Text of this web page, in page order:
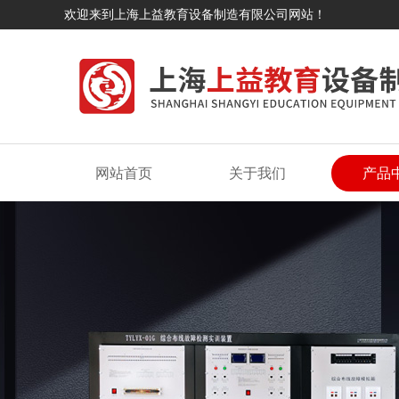
欢迎来到上海上益教育设备制造有限公司网站！
网站首页 关于我们 产品